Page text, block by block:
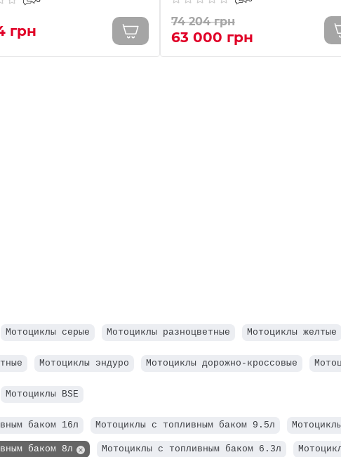
грн
74 204 грн
63 000 грн
Мотоциклы серые Мотоциклы разноцветные Мотоциклы желтые
Мотоциклы эндуро Мотоциклы дорожно-кроссовые
Мотоциклы BSE
баком 16л Мотоциклы с топливным баком 9.5л
баком 8л Мотоциклы с топливным баком 6.3л